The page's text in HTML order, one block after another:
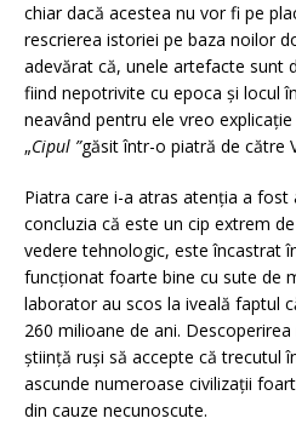
chiar dacă acestea nu vor fi pe
rescrierea istoriei pe baza noilor
adevărat că, unele artefacte sunt
fiind nepotrivite cu epoca și locul
neavând pentru ele vreo
„Cipul ”găsit într-o piatră de către
Piatra care i-a atras atenția a fost
concluzia că este un cip extrem
vedere tehnologic, este încastrat
funcționat foarte bine cu sute de
laborator au scos la iveală faptul
260 milioane de ani.
știință ruși să accepte că trecutul
ascunde numeroase civilizații
din cauze necunoscute.